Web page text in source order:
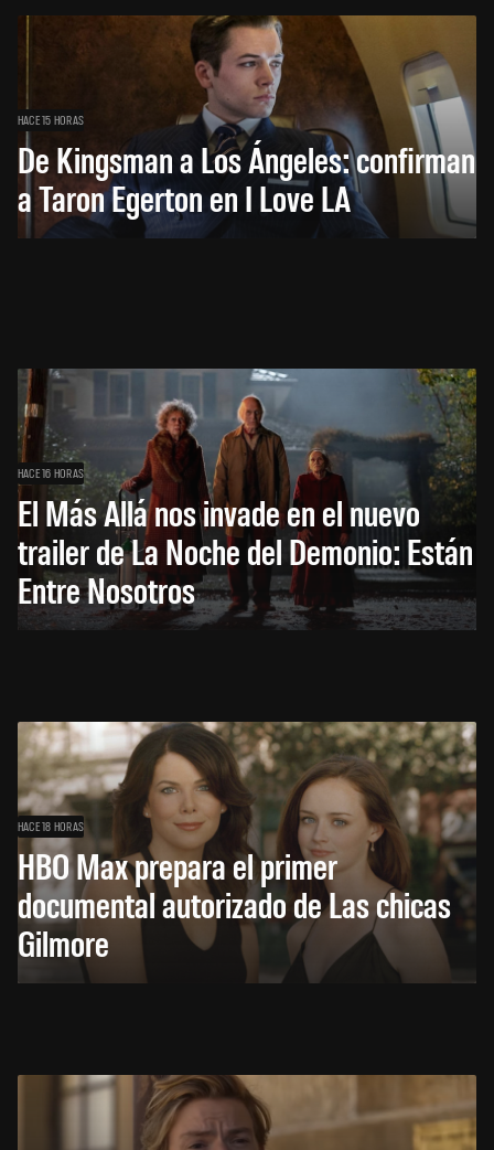
HACE 15 HORAS
De Kingsman a Los Ángeles: confirman
a Taron Egerton en I Love LA
HACE 16 HORAS
El Más Allá nos invade en el nuevo
trailer de La Noche del Demonio: Están
Entre Nosotros
HACE 18 HORAS
HBO Max prepara el primer
documental autorizado de Las chicas
Gilmore